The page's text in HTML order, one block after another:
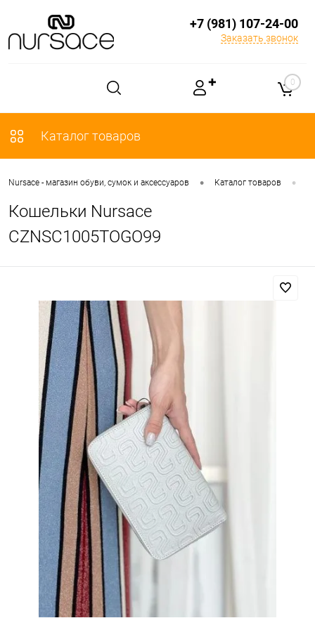
+7 (981) 107-24-00
Заказать звонок
✚ 0
Каталог товаров
Nursace - магазин обуви, сумок и аксессуаров • Каталог товаров •
Кошельки Nursace
CZNSC1005TOGO99